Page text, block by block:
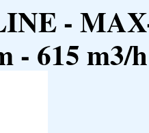
-
- 615 m3/h